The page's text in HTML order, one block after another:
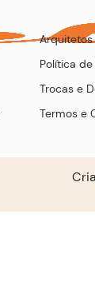
Arquitetos
Política
Trocas e
Termos e